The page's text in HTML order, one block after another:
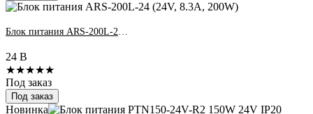
24 В
★★★★★
Под заказ
Под заказ
Новинка